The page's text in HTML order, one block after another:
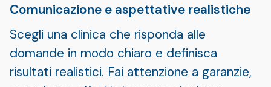
Comunicazione e aspettative realistiche
Scegli una clinica che risponda alle
domande in modo chiaro e definisca
risultati realistici. Fai attenzione a garanzie,